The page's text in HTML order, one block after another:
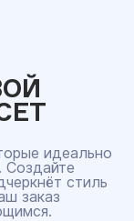
идеально
Создайте
стиль
заказ